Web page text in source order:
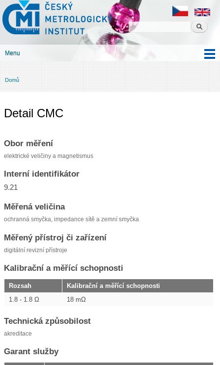
obsahu
Český
metrologický
institut
Menu
Jste zde
Domů
Detail CMC
Obor měření
elektrické veličiny a magnetismus
Interní identifikátor
9.21
Měřená veličina
ochranná smyčka, impedance sítě a zemní smyčka
Měřený přístroj či zařízení
digitální revizní přístroje
Kalibrační a měřící schopnosti
Rozsah
Kalibrační a měřící schopnosti
1.8 - 1.8 Ω
18 mΩ
Technická způsobilost
akreditace
Garant služby